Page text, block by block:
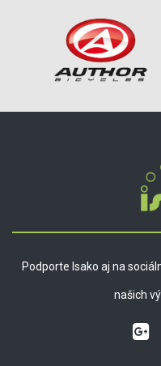
Podporte Isako aj na
našich